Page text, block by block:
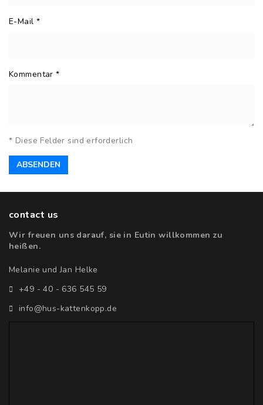
E-Mail *
Kommentar*
* Diese Felder sind erforderlich
ABSENDEN
contact us
Wir freuen uns darauf, sie in Eutin willkommen zu
heißen.
Melanie und Jan Helke
+49 - 40 - 636 545 59
info@hus-kattenkopp.de